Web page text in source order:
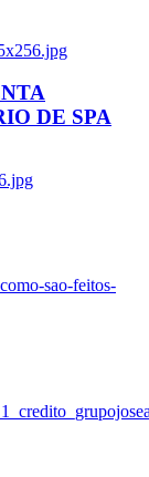
DE SPA
sao-feitos-